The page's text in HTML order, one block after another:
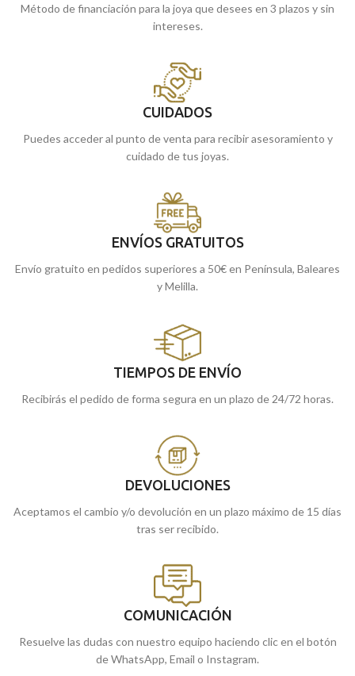
Método de financiación para la joya que desees en 3 plazos y sin
intereses.
CUIDADOS
Puedes acceder al punto de venta para recibir asesoramiento y
cuidado de tus joyas.
ENVÍOS GRATUITOS
Envío gratuito en pedidos superiores a 50€ en Península, Baleares
y Melilla.
TIEMPOS DE ENVÍO
Recibirás el pedido de forma segura en un plazo de 24/72 horas.
DEVOLUCIONES
Aceptamos el cambio y/o devolución en un plazo máximo de 15 días
tras ser recibido.
COMUNICACIÓN
Resuelve las dudas con nuestro equipo haciendo clic en el botón
de WhatsApp, Email o Instagram.